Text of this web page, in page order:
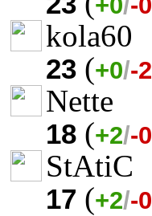
kola60
23 (+0/-2
Nette
18 (+2/-0
StAtiC
17 (+2/-0